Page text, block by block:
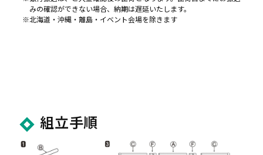
みの確認ができない場合、納期は遅延いたします。
北海道・沖縄・離島・イベント会場を除きます
組立手順